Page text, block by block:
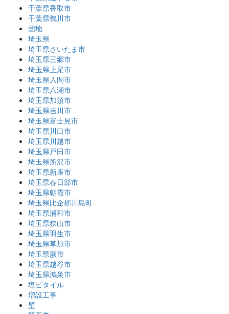
千葉県香取市
千葉県鴨川市
団地
埼玉県
埼玉県さいたま市
埼玉県三郷市
埼玉県上尾市
埼玉県入間市
埼玉県八潮市
埼玉県加須市
埼玉県吉川市
埼玉県富士見市
埼玉県川口市
埼玉県川越市
埼玉県戸田市
埼玉県所沢市
埼玉県新座市
埼玉県春日部市
埼玉県朝霞市
埼玉県比企郡川島町
埼玉県浦和市
埼玉県狭山市
埼玉県羽生市
埼玉県草加市
埼玉県蕨市
埼玉県越谷市
埼玉県鴻巣市
塩ビタイル
増設工事
壁